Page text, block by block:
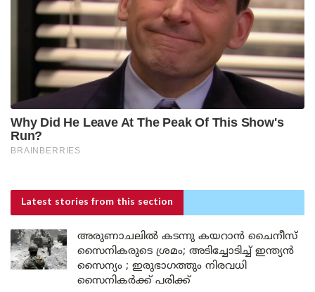
Latest stories from this section
അരുണാചലിൽ കടന്നു കയറാൻ ചൈനീസ്
സൈനികരുടെ ശ്രമം; അടിച്ചോടിച്ച് ഇന്ത്യൻ
സൈന്യം ; ഇരുഭാഗത്തും നിരവധി
സൈനികർക്ക് പരിക്ക്